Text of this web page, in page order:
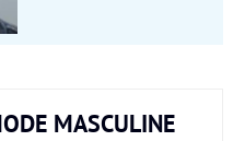
MASCULINE